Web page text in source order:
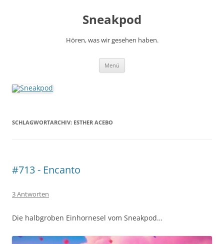
Sneakpod
Hören, was wir gesehen haben.
Menü
SCHLAGWORTARCHIV: ESTHER ACEBO
#713 - Encanto
3 Antworten
Die halbgroben Einhornesel vom Sneakpod…